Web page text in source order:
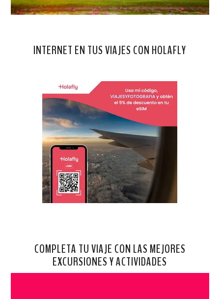
INTERNET EN TUS VIAJES CON HOLAFLY
COMPLETA TU VIAJE CON LAS MEJORES
EXCURSIONES Y ACTIVIDADES